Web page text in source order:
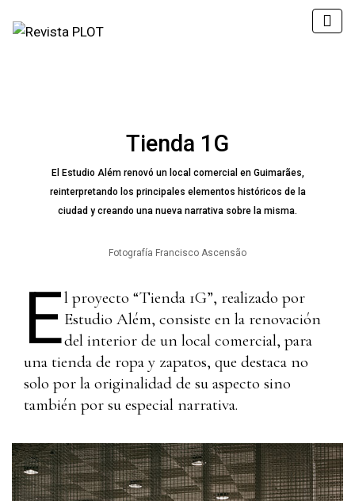
Tienda 1G
El Estudio Além renovó un local comercial en Guimarães,
reinterpretando los principales elementos históricos de la
ciudad y creando una nueva narrativa sobre la misma.
Fotografía Francisco Ascensão
El proyecto “Tienda 1G”, realizado por
Estudio Além, consiste en la renovación
del interior de un local comercial, para
una tienda de ropa y zapatos, que destaca no
solo por la originalidad de su aspecto sino
también por su especial narrativa.